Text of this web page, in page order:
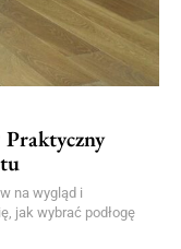
Praktyczny
na wygląd i
jak wybrać podłogę